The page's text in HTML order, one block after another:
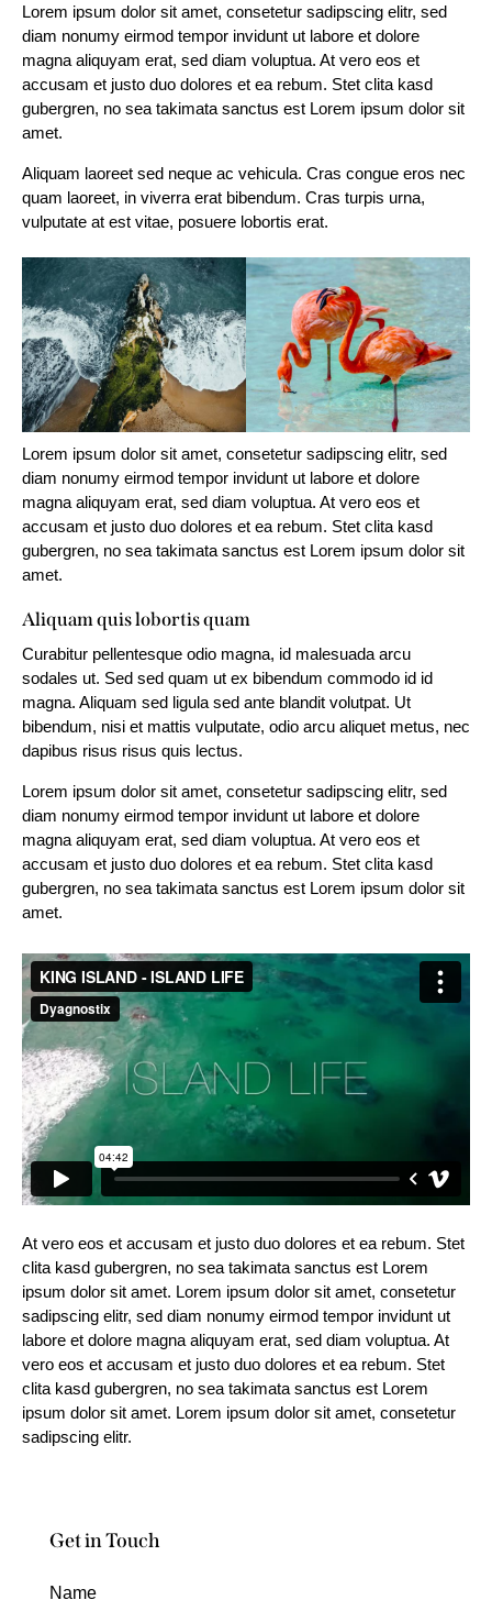
Lorem ipsum dolor sit amet, consetetur sadipscing elitr, sed
diam nonumy eirmod tempor invidunt ut labore et dolore
magna aliquyam erat, sed diam voluptua. At vero eos et
accusam et justo duo dolores et ea rebum. Stet clita kasd
gubergren, no sea takimata sanctus est Lorem ipsum dolor sit
amet.
Aliquam laoreet sed neque ac vehicula. Cras congue eros nec
quam laoreet, in viverra erat bibendum. Cras turpis urna,
vulputate at est vitae, posuere lobortis erat.
Lorem ipsum dolor sit amet, consetetur sadipscing elitr, sed
diam nonumy eirmod tempor invidunt ut labore et dolore
magna aliquyam erat, sed diam voluptua. At vero eos et
accusam et justo duo dolores et ea rebum. Stet clita kasd
gubergren, no sea takimata sanctus est Lorem ipsum dolor sit
amet.
Aliquam quis lobortis quam
Curabitur pellentesque odio magna, id malesuada arcu
sodales ut. Sed sed quam ut ex bibendum commodo id id
magna. Aliquam sed ligula sed ante blandit volutpat. Ut
bibendum, nisi et mattis vulputate, odio arcu aliquet metus, nec
dapibus risus risus quis lectus.
Lorem ipsum dolor sit amet, consetetur sadipscing elitr, sed
diam nonumy eirmod tempor invidunt ut labore et dolore
magna aliquyam erat, sed diam voluptua. At vero eos et
accusam et justo duo dolores et ea rebum. Stet clita kasd
gubergren, no sea takimata sanctus est Lorem ipsum dolor sit
amet.
At vero eos et accusam et justo duo dolores et ea rebum. Stet
clita kasd gubergren, no sea takimata sanctus est Lorem
ipsum dolor sit amet. Lorem ipsum dolor sit amet, consetetur
sadipscing elitr, sed diam nonumy eirmod tempor invidunt ut
labore et dolore magna aliquyam erat, sed diam voluptua. At
vero eos et accusam et justo duo dolores et ea rebum. Stet
clita kasd gubergren, no sea takimata sanctus est Lorem
ipsum dolor sit amet. Lorem ipsum dolor sit amet, consetetur
sadipscing elitr.
Get in Touch